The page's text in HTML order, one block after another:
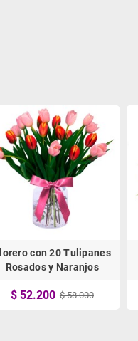
con 20 Tulipanes
Rosados y Naranjos
$ 52.200 $ 58.000